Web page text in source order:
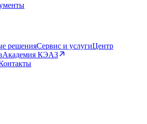
решенияСервис и услугиЦентр
Академия КЭАЗ